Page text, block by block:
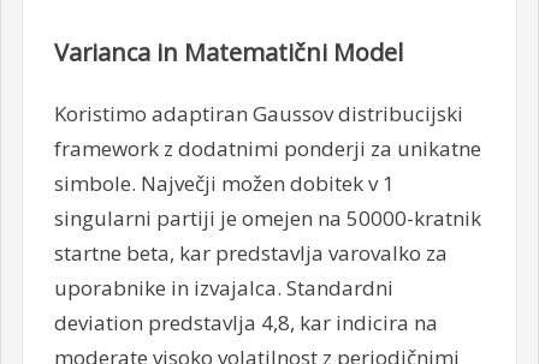
Varianca in Matematični Model
Koristimo adaptiran Gaussov distribucijski
framework z dodatnimi ponderji za unikatne
simbole. Največji možen dobitek v 1
singularni partiji je omejen na 50000-kratnik
startne beta, kar predstavlja varovalko za
uporabnike in izvajalca. Standardni
deviation predstavlja 4,8, kar indicira na
moderate visoko volatilnost z periodičnimi